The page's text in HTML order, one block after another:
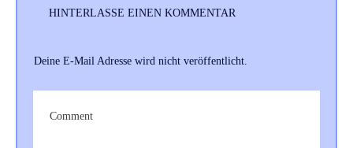
HINTERLASSE EINEN KOMMENTAR
Deine E-Mail Adresse wird nicht veröffentlicht.